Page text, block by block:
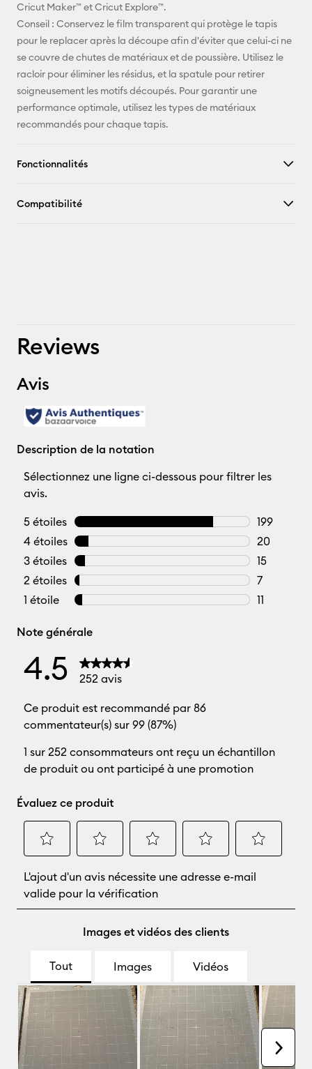
Cricut Maker™️ et Cricut Explore™️.
Conseil : Conservez le film transparent qui protège le tapis
pour le replacer après la découpe afin d'éviter que celui-ci ne
se couvre de chutes de matériaux et de poussière. Utilisez le
racloir pour éliminer les résidus, et la spatule pour retirer
soigneusement les motifs découpés. Pour garantir une
performance optimale, utilisez les types de matériaux
recommandés pour chaque tapis.
Fonctionnalités
Compatibilité
Reviews